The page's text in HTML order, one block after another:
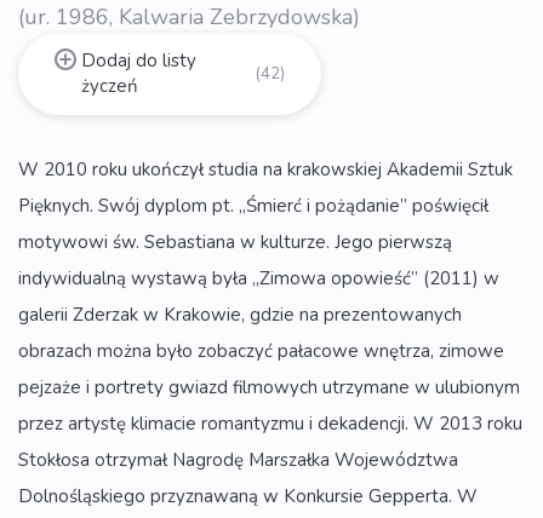
(ur. 1986, Kalwaria Zebrzydowska)
Dodaj do listy
życzeń
(42)
W 2010 roku ukończył studia na krakowskiej Akademii Sztuk
Pięknych. Swój dyplom pt. „Śmierć i pożądanie” poświęcił
motywowi św. Sebastiana w kulturze. Jego pierwszą
indywidualną wystawą była „Zimowa opowieść” (2011) w
galerii Zderzak w Krakowie, gdzie na prezentowanych
obrazach można było zobaczyć pałacowe wnętrza, zimowe
pejzaże i portrety gwiazd filmowych utrzymane w ulubionym
przez artystę klimacie romantyzmu i dekadencji. W 2013 roku
Stokłosa otrzymał Nagrodę Marszałka Województwa
Dolnośląskiego przyznawaną w Konkursie Gepperta. W